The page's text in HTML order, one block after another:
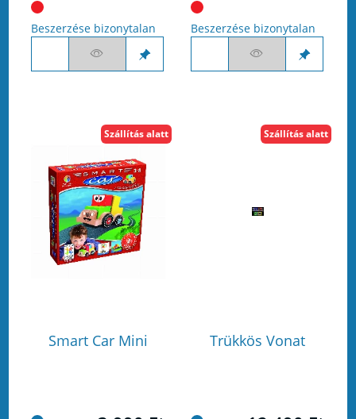
Beszerzése bizonytalan Beszerzése bizonytalan
Smart Car Mini
Szállítás alatt
Trükkös Vonat
Szállítás alatt